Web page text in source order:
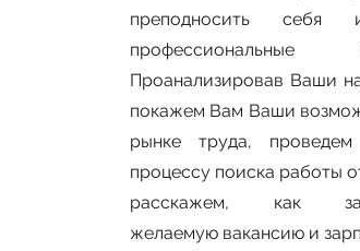
преподносить
профессиональные
Проанализировав Ваши
покажем Вам Ваши
рынке труда,
процессу поиска работы
расскажем, как
желаемую вакансию и